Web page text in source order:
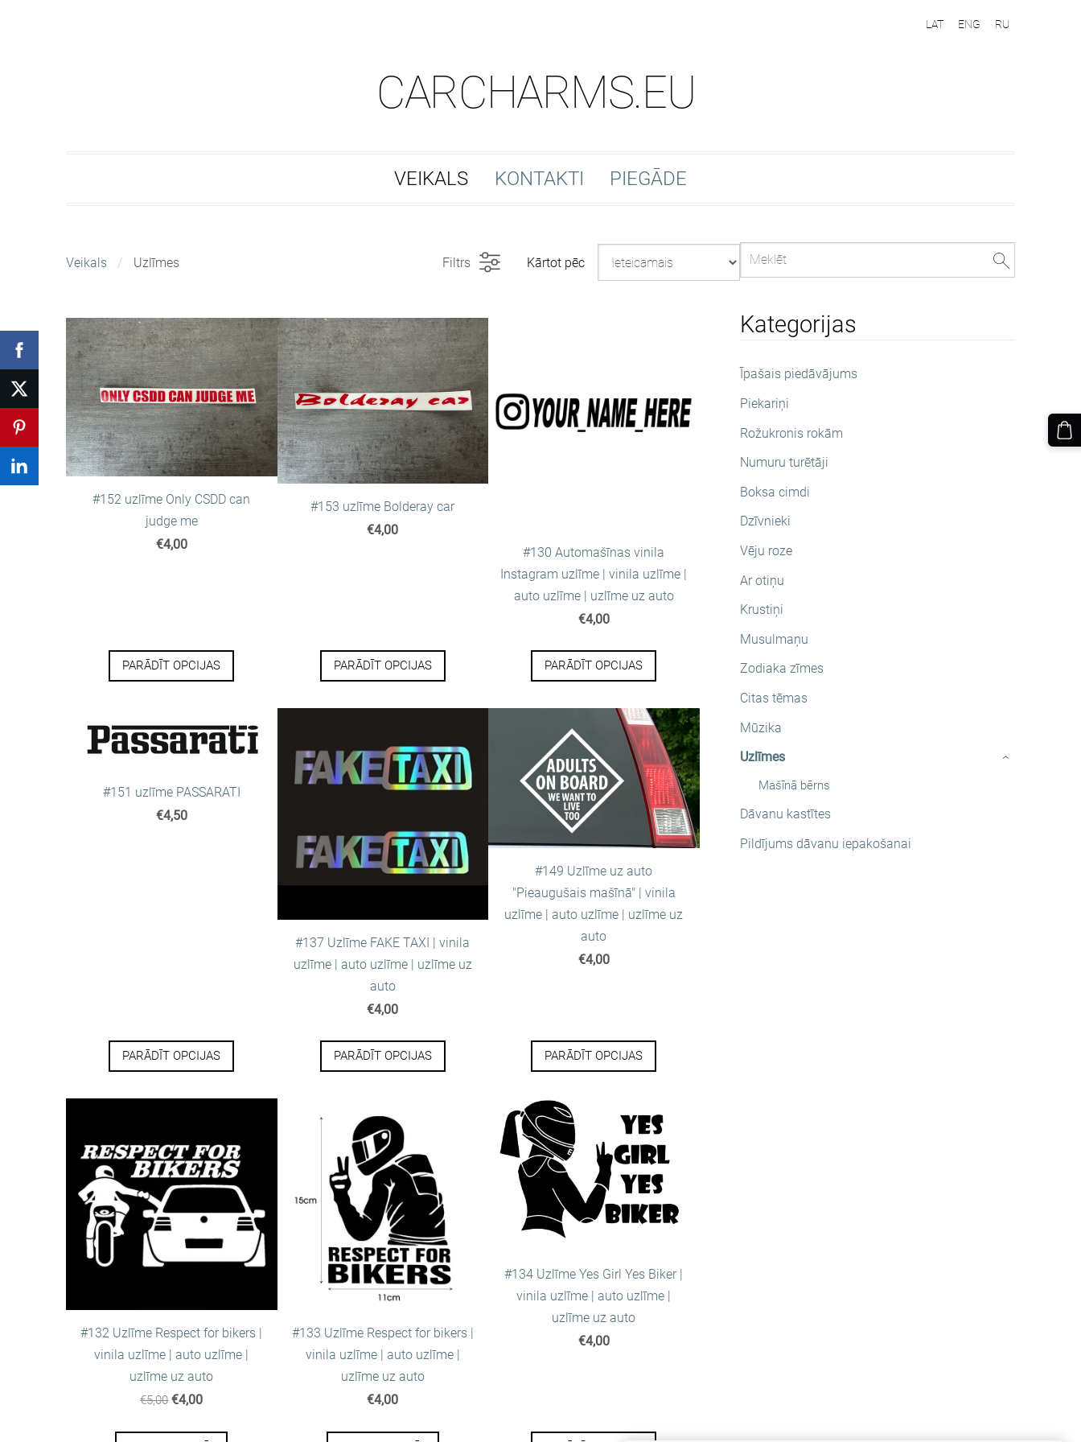
CARCHARMS.EU
VEIKALS KONTAKTI PIEGĀDE
LAT ENG RU
Kategorijas
Īpašais piedāvājums
Piekariņi
Rožukronis rokām
Numuru turētāji
Boksa cimdi
Dzīvnieki
Vēju roze
Ar otiņu
Krustiņi
Musulmaņu
Zodiaka zīmes
Citas tēmas
Mūzika
Uzlīmes
Mašīnā bērns
›
Dāvanu kastītes
Pildījums dāvanu iepakošanai
Veikals Uzlīmes Filtrs Kārtot pēc
#152 uzlīme Only CSDD can
judge me
€4,00
PARĀDĪT OPCIJAS
#153 uzlīme Bolderay car
€4,00
PARĀDĪT OPCIJAS
#130 Automašīnas vinila
Instagram uzlīme | vinila uzlīme |
auto uzlīme | uzlīme uz auto
€4,00
PARĀDĪT OPCIJAS
#151 uzlīme PASSARATI
€4,50
PARĀDĪT OPCIJAS
#137 Uzlīme FAKE TAXI | vinila
uzlīme | auto uzlīme | uzlīme uz
auto
€4,00
PARĀDĪT OPCIJAS
#149 Uzlīme uz auto
"Pieaugušais mašīnā" | vinila
uzlīme | auto uzlīme | uzlīme uz
auto
€4,00
PARĀDĪT OPCIJAS
#132 Uzlīme Respect for bikers |
vinila uzlīme | auto uzlīme |
uzlīme uz auto
€5,00 €4,00
#133 Uzlīme Respect for bikers |
vinila uzlīme | auto uzlīme |
uzlīme uz auto
€4,00
#134 Uzlīme Yes Girl Yes Biker |
vinila uzlīme | auto uzlīme |
uzlīme uz auto
€4,00